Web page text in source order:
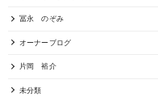
冨永 のぞみ
オーナーブログ
片岡 裕介
未分類